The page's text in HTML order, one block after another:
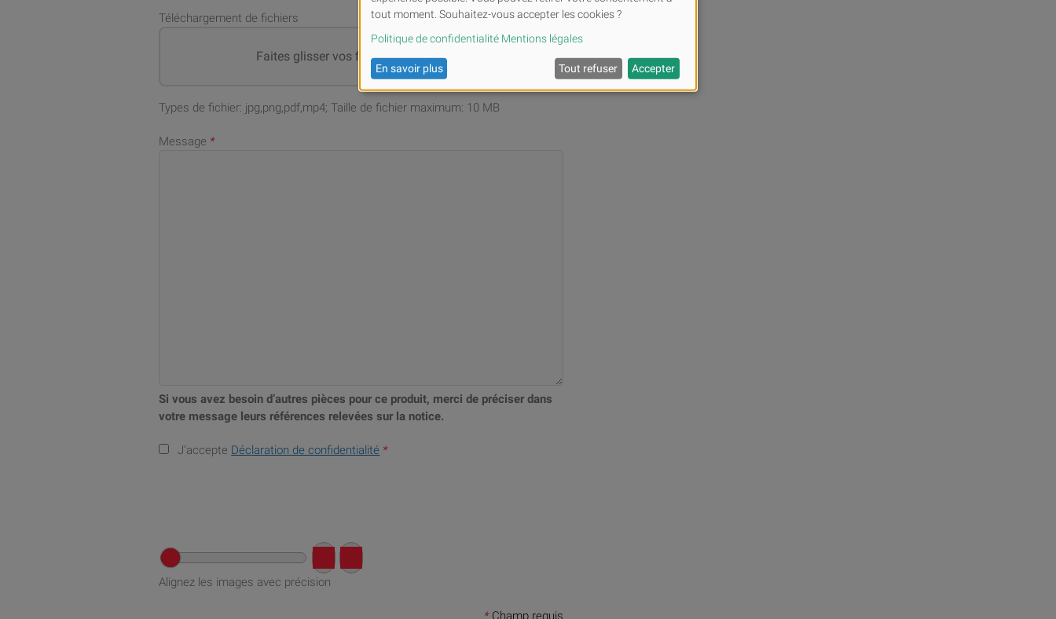
Téléchargement de fichiers
Faites glisser vos fichiers ouParcourir
Types de fichier: jpg,png,pdf,mp4; Taille de fichier maximum: 10 MB
Message *
Si vous avez besoin d’autres pièces pour ce produit, merci de préciser dans
votre message leurs références relevées sur la notice.
J’accepte Déclaration de confidentialité *
Alignez les images avec précision
*Champ requis